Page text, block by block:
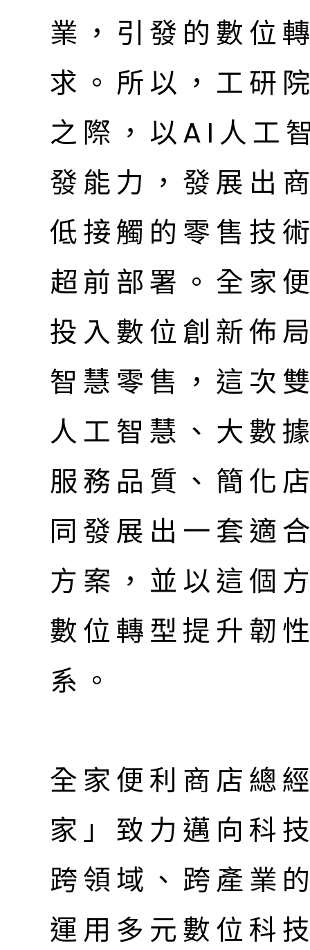
業，引發的數位
求。所以，工研
之際，以AI人工
發能力，發展出
低接觸的零售技
超前部署。全家
投入數位創新佈
智慧零售，這次
人工智慧、大數
服務品質、簡化
同發展出一套適
方案，並以這個
數位轉型提升韌
系。
全家便利商店總
家」致力邁向科
跨領域、跨產業
運用多元數位科